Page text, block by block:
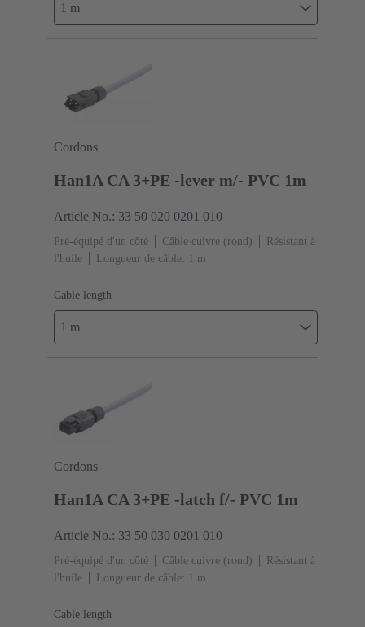
1 m
Cordons
Han1A CA 3+PE -lever m/- PVC 1m
Article No.: 33 50 020 0201 010
Pré-équipé d'un côté Câble cuivre (rond)
Résistant à
l'huile
Longueur de câble: 1 m
Cable length
1 m
Cordons
Han1A CA 3+PE -latch f/- PVC 1m
Article No.: 33 50 030 0201 010
Pré-équipé d'un côté Câble cuivre (rond)
Résistant à
l'huile
Longueur de câble: 1 m
Cable length